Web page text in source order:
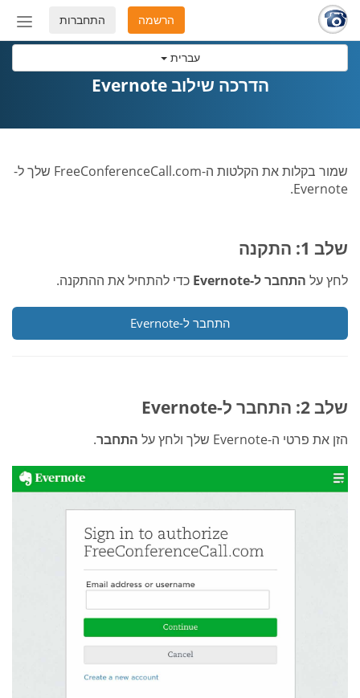
עברית
מצב
התחברות הרשמה
הדרכה שילוב Evernote
שמור בקלות את הקלטות ה-FreeConferenceCall.com שלך ל-
Evernote.
שלב 1: התקנה
לחץ על התחבר ל-Evernote כדי להתחיל את ההתקנה.
התחבר ל-Evernote
שלב 2: התחבר ל-Evernote
הזן את פרטי ה-Evernote שלך ולחץ על התחבר.